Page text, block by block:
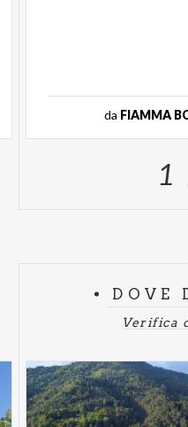
da FIAMMA
1
DOVE
Verifica